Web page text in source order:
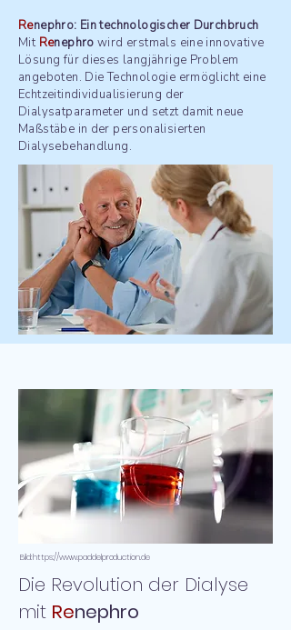
Renephro: Ein technologischer Durchbruch
Mit Renephro wird erstmals eine innovative
Lösung für dieses langjährige Problem
angeboten. Die Technologie ermöglicht eine
Echtzeitindividualisierung der
Dialysatparameter und setzt damit neue
Maßstäbe in der personalisierten
Dialysebehandlung.
Bild: https://www.paddelproduction.de
Die Revolution der Dialyse
mit Renephro